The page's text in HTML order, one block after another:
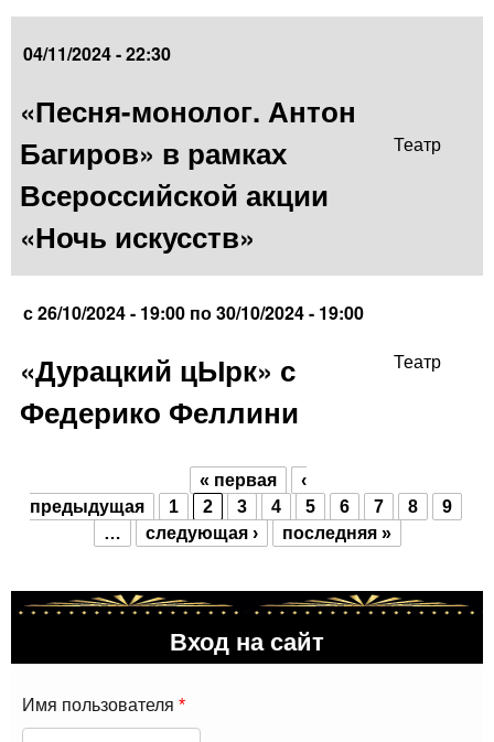
04/11/2024 - 22:30
«Песня-монолог. Антон
Багиров» в рамках
Всероссийской акции
«Ночь искусств»
Театр
с26/10/2024 - 19:00 по30/10/2024 - 19:00
«Дурацкий цЫрк» с
Федерико Феллини
Театр
Страницы
« первая
‹
предыдущая
1 2 3 4 5 6 7 8
9
…
следующая › последняя »
Вход на сайт
Имя пользователя *